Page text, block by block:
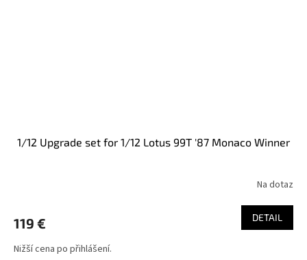
1/12 Upgrade set for 1/12 Lotus 99T '87 Monaco Winner
Na dotaz
119 € DETAIL
Nižší cena po přihlášení.